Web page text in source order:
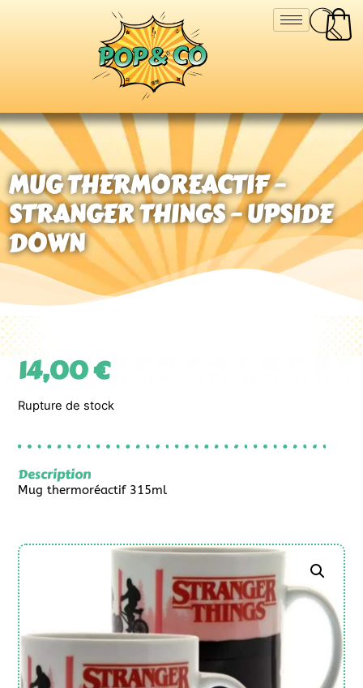
MUG THERMOREACTIF –
STRANGER THINGS – UPSIDE
DOWN
14,00€
Rupture de stock
Description
Mug thermoréactif 315ml